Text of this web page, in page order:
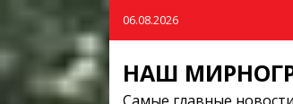
06.08.2026
НАШ